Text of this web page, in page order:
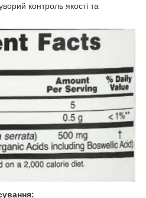
контроль якості та